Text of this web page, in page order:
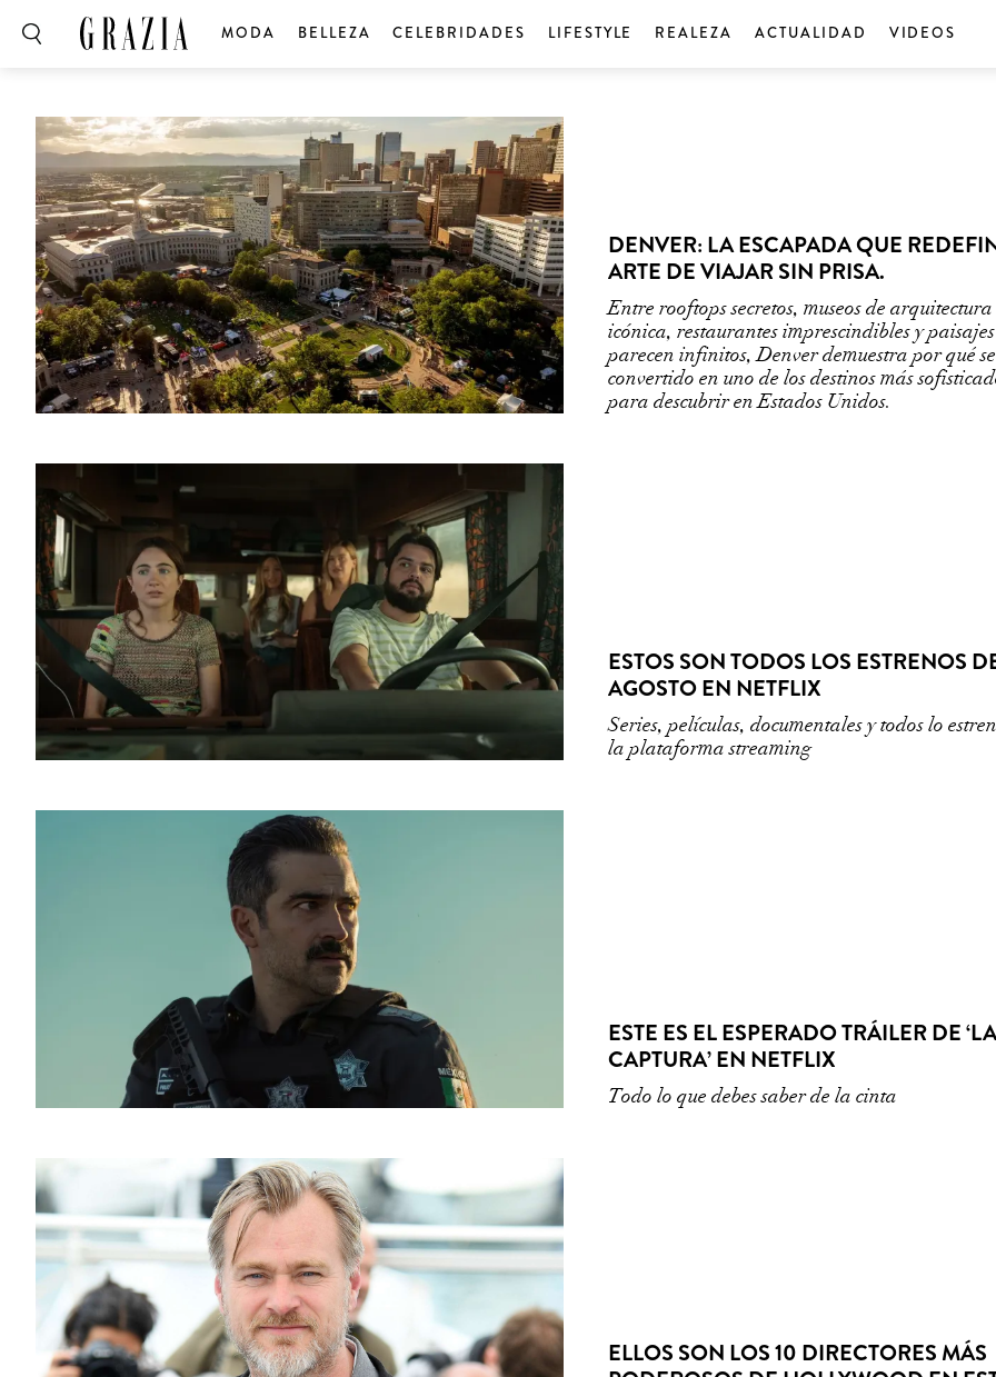
MODA BELLEZA CELEBRIDADES LIFESTYLE REALEZA ACTUALIDAD VIDEOS
DENVER: LA ESCAPADA QUE
ARTE DE VIAJAR SIN PRISA.
Entre rooftops secretos, museos de arquitectura
icónica, restaurantes imprescindibles y
parecen infinitos, Denver demuestra por qué
convertido en uno de los destinos más
para descubrir en Estados Unidos.
ESTOS SON TODOS LOS ESTRENOS
AGOSTO EN NETFLIX
Series, películas, documentales y todos lo
la plataforma streaming
ESTE ES EL ESPERADO TRÁILER DE ‘LA
CAPTURA’ EN NETFLIX
Todo lo que debes saber de la cinta
ELLOS SON LOS 10 DIRECTORES MÁS